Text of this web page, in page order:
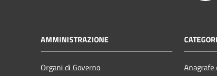
AMMINISTRAZIONE
Organi di Governo